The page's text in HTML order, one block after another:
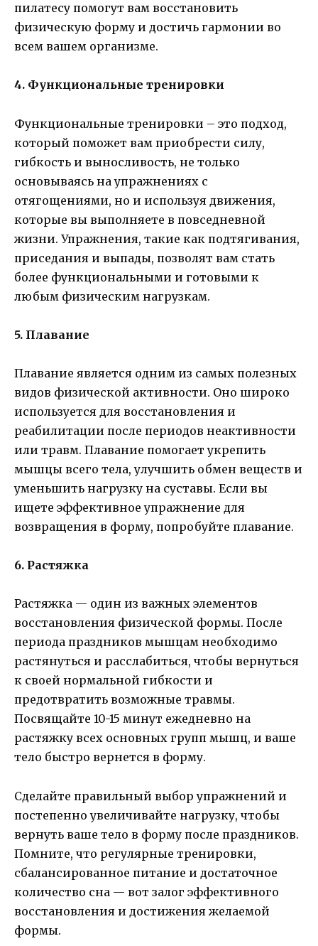
пилатесу помогут вам восстановить
физическую форму и достичь гармонии во
всем вашем организме.
4. Функциональные тренировки
Функциональные тренировки – это подход,
который поможет вам приобрести силу,
гибкость и выносливость, не только
основываясь на упражнениях с
отягощениями, но и используя движения,
которые вы выполняете в повседневной
жизни. Упражнения, такие как подтягивания,
приседания и выпады, позволят вам стать
более функциональными и готовыми к
любым физическим нагрузкам.
5. Плавание
Плавание является одним из самых полезных
видов физической активности. Оно широко
используется для восстановления и
реабилитации после периодов неактивности
или травм. Плавание помогает укрепить
мышцы всего тела, улучшить обмен веществ и
уменьшить нагрузку на суставы. Если вы
ищете эффективное упражнение для
возвращения в форму, попробуйте плавание.
6. Растяжка
Растяжка — один из важных элементов
восстановления физической формы. После
периода праздников мышцам необходимо
растянуться и расслабиться, чтобы вернуться
к своей нормальной гибкости и
предотвратить возможные травмы.
Посвящайте 10-15 минут ежедневно на
растяжку всех основных групп мышц, и ваше
тело быстро вернется в форму.
Сделайте правильный выбор упражнений и
постепенно увеличивайте нагрузку, чтобы
вернуть ваше тело в форму после праздников.
Помните, что регулярные тренировки,
сбалансированное питание и достаточное
количество сна — вот залог эффективного
восстановления и достижения желаемой
формы.